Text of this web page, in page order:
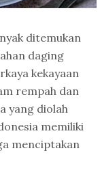
ditemukan
daging
kekayaan
rempah dan
yang diolah
memiliki
menciptakan